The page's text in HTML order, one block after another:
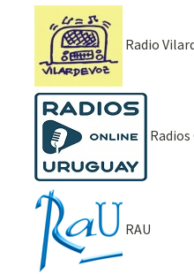
Radio
RAU